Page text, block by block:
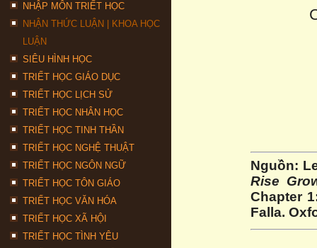
NHẬP MÔN TRIẾT HỌC
NHẬN THỨC LUẬN | KHOA HỌC
LUẬN
SIÊU HÌNH HỌC
TRIẾT HỌC GIÁO DỤC
TRIẾT HỌC LỊCH SỬ
TRIẾT HỌC NHÂN HỌC
TRIẾT HỌC TINH THẦN
TRIẾT HỌC NGHỆ THUẬT
TRIẾT HỌC NGÔN NGỮ
TRIẾT HỌC TÔN GIÁO
TRIẾT HỌC VĂN HÓA
TRIẾT HỌC XÃ HỘI
TRIẾT HỌC TÌNH YÊU
Nguồn:
Rise
Chapter
Falla.